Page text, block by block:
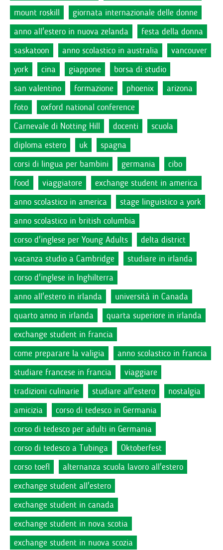
mount roskill
giornata internazionale delle donne
anno all'estero in nuova zelanda
festa della donna
saskatoon
anno scolastico in australia
vancouver
york
cina giappone
borsa di studio
san valentino
formazione phoenix
arizona
foto
oxford national conference
Carnevale di Notting Hill
docenti
scuola
diploma estero
uk
spagna
corsi di lingua per bambini
germania
cibo
food
viaggiatore
exchange student in america
anno scolastico in america
stage linguistico a york
anno scolastico in british columbia
corso d'inglese per Young Adults
delta district
vacanza studio a Cambridge
studiare in irlanda
corso d'inglese in Inghilterra
anno all'estero in irlanda
università in Canada
quarto anno in irlanda
quarta superiore in irlanda
exchange student in francia
come preparare la valigia
anno scolastico in francia
studiare francese in francia
viaggiare
tradizioni culinarie
studiare all'estero
nostalgia
amicizia
corso di tedesco in Germania
corso di tedesco per adulti in Germania
corso di tedesco a Tubinga
Oktoberfest
corso toefl
alternanza scuola lavoro all'estero
exchange student all'estero
exchange student in canada
exchange student in nova scotia
exchange student in nuova scozia